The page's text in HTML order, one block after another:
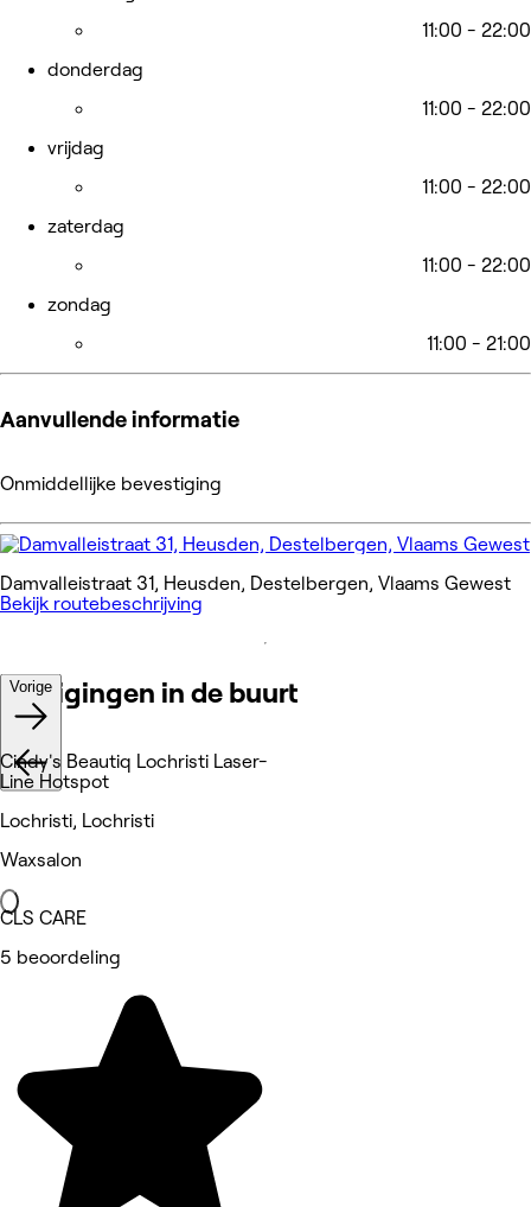
11:00 - 22:00
donderdag
11:00 - 22:00
vrijdag
11:00 - 22:00
zaterdag
11:00 - 22:00
zondag
11:00 - 21:00
Aanvullende informatie
Onmiddellijke bevestiging
Damvalleistraat 31, Heusden, Destelbergen, Vlaams Gewest
Bekijk routebeschrijving
Vestigingen in de buurt
Vorige
Cindy's Beautiq Lochristi Laser-
Line Hotspot
Lochristi, Lochristi
Waxsalon
CLS CARE
5 beoordeling